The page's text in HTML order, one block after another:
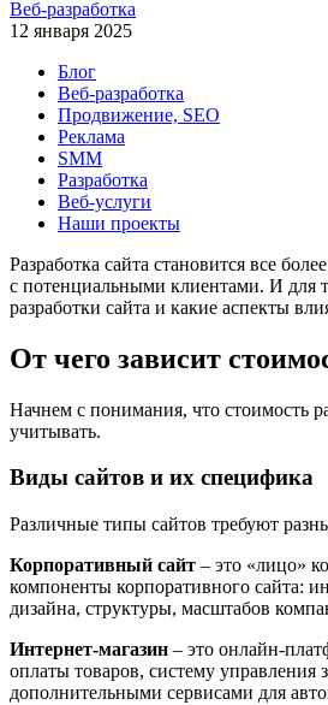
Веб-разработка
12 января 2025
Блог
Веб-разработка
Продвижение, SEO
Реклама
SMM
Разработка
Веб-услуги
Наши проекты
Разработка сайта становится все
с потенциальными клиентами. И для
разработки сайта и какие аспекты
От чего зависит
Начнем с понимания, что стоимость
учитывать.
Виды сайтов и их специфика
Различные типы сайтов требуют
Корпоративный сайт – это «лицо»
компоненты корпоративного сайта:
дизайна, структуры, масштабов
Интернет-магазин – это онлайн-
оплаты товаров, систему управления
дополнительными сервисами для